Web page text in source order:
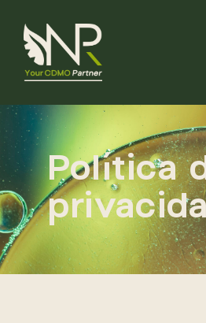
Política